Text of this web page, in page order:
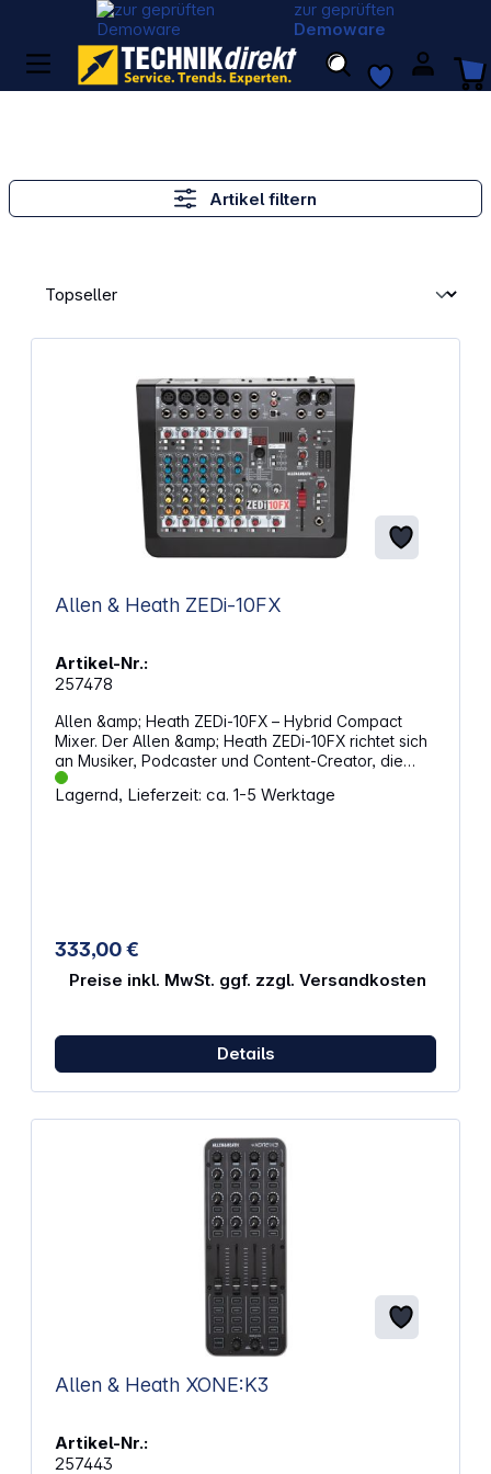
zur geprüften
Demoware
Artikel filtern
Allen & Heath ZEDi-10FX
Artikel-Nr.:
257478
Allen &amp; Heath ZEDi‑10FX – Hybrid Compact
Mixer. Der Allen &amp; Heath ZEDi‑10FX richtet sich
an Musiker, Podcaster und Content‑Creator, die
eine höhere Anzahl an Eingängen und flexible
Routing‑Möglichkeiten benötigen, dabei aber eine
umfangreicher Anschlussmöglichkeiten eignet sich
der ZEDi‑10FX für Home‑Studios, mobile
Produktionen sowie kleine bis mittlere Live‑Setups.
Analogmixer mit einem integrierten 24‑Bit / 96‑kHz
USB‑Audiointerface. Audiosignale lassen sich direkt
in Recording‑, Streaming‑ oder
Playback‑Umgebungen einbinden, ohne dass ein
zusätzliches Audiointerface erforderlich ist. Die
Verbindung zu PC oder Mac erfolgt über USB, der
Einsatz mit iOS‑Geräten ist über das iOS Camera Kit
möglich. Durch das erweiterte USB‑Routing eignet
sich der ZEDi‑10FX auch für anspruchsvollere
Aufnahme‑ und Streaming‑Setups. Mehr Kanäle für
flexible AufnahmenDas integrierte USB‑Interface
arbeitet mit 4 In / 4 Out und ermöglicht
Mehrspuraufnahmen direkt in einer DAW. Mehrere
Mikrofone, Instrumente und Stereo‑Signale können
gleichzeitig aufgenommen und wiedergegeben
werden. Damit ist der ZEDi‑10FX ideal für kleine
Bands, Interviews mit mehreren Sprechern oder
Cubase LE für PC und Mac ist im Lieferumfang
zur Verfügung. Klangbearbeitung für Live‑ und
StudioeinsatzDer ZEDi‑10FX ist mit hochwertigen,
Lagernd, Lieferzeit: ca. 1-5 Werktage
333,00 €
Preise inkl. MwSt. ggf. zzgl. Versandkosten
Details
Allen & Heath XONE:K3
Artikel-Nr.:
257443